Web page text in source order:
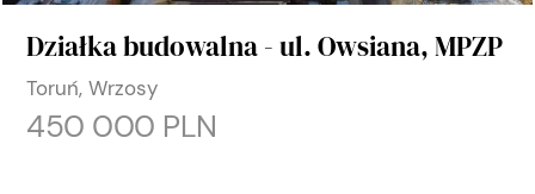
Działka budowalna - ul. Owsiana, MPZP
Toruń, Wrzosy
450 000 PLN